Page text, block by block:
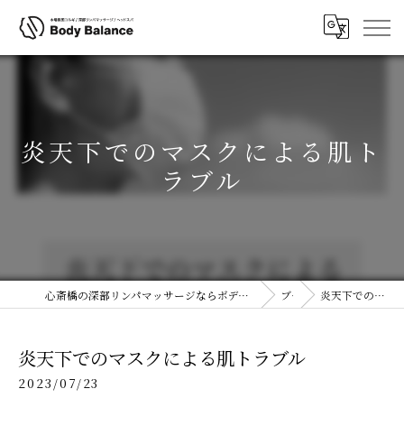
炎天下でのマスクによる肌ト
ラブル
心斎橋の深部リンパマッサージならボディコルギ&ヘッドスパ(ヘッドコルギ)専門店ボディバランス 大阪心斎橋店 ブログ 炎天下でのマスクによる肌トラブル
炎天下でのマスクによる肌トラブル
2023/07/23